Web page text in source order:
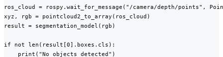
ros_cloud = rospy.wait_for_message("/camera/depth/points",
xyz, rgb = pointcloud2_to_array(ros_cloud)
result = segmentation_model(rgb)
if not len(result[0].boxes.cls):
    print("No objects detected")